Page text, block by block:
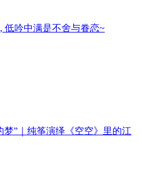
低吟中满是不舍与眷恋~
梦”｜纯筝演绎《空空》里的江